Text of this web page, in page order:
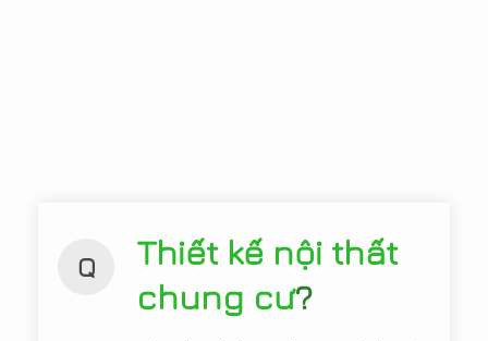
Q
Thiết kế nội thất
chung cư?